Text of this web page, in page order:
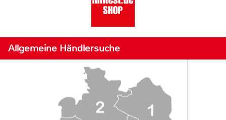
Allgemeine Händlersuche